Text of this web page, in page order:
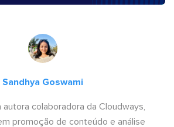
Sandhya Goswami
autora colaboradora da Cloudways,
promoção de conteúdo e análise